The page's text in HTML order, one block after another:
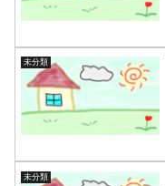
未分類
未分類